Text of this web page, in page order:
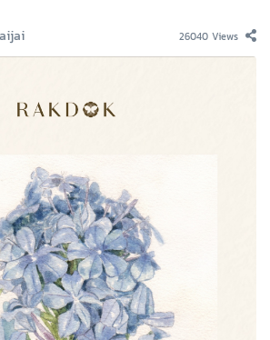
26040 Views